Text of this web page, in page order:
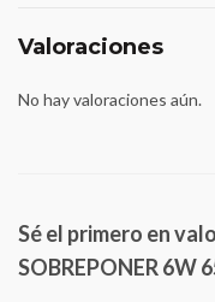
Valoraciones
No hay valoraciones aún.
Sé el primero en
SOBREPONER 6W